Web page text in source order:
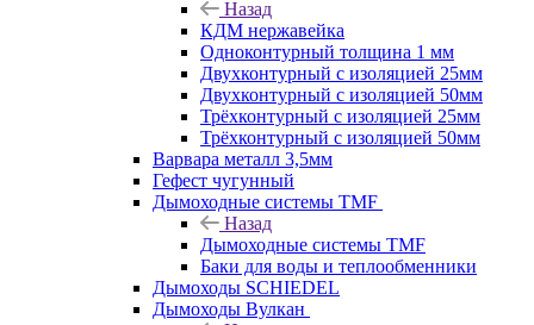
Назад
КДМ нержавейка
Одноконтурный толщина 1 мм
Двухконтурный с изоляцией 25мм
Двухконтурный с изоляцией 50мм
Трёхконтурный с изоляцией 25мм
Трёхконтурный с изоляцией 50мм
Варвара металл 3,5мм
Гефест чугунный
Дымоходные системы TMF
Назад
Дымоходные системы TMF
Баки для воды и теплообменники
Дымоходы SCHIEDEL
Дымоходы Вулкан